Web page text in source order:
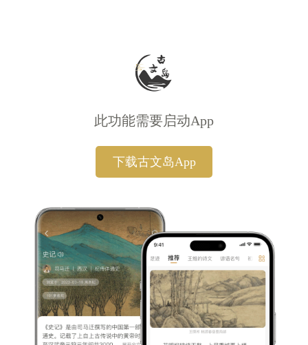
此功能需要启动App
下载古文岛App